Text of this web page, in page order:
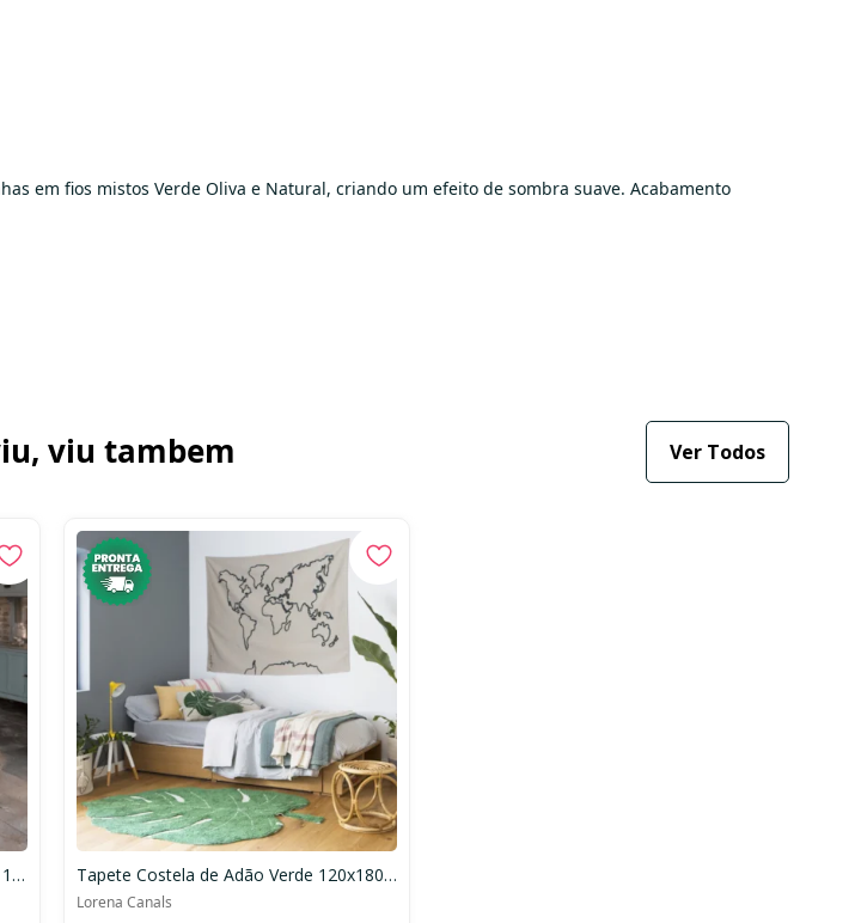
em fios mistos Verde Oliva e Natural, criando um efeito de sombra suave. Acabamento
viu tambem Ver Todos
Tapete Monstera Vintage Nude 120 x 180 cm Tapete Costela de Adão Verde 120x180cm
Lorena Canals